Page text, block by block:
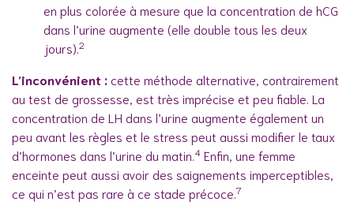
en plus colorée à mesure que la concentration de hCG
dans l’urine augmente (elle double tous les deux
jours). 2
L’inconvénient :cette méthode alternative, contrairement
au test de grossesse, est très imprécise et peu fiable. La
concentration de LH dans l’urine augmente également un
peu avant les règles et le stress peut aussi modifier le taux
d’hormones dans l’urine du matin. 4 Enfin, une femme
enceinte peut aussi avoir des saignements imperceptibles,
ce qui n’est pas rare à ce stade précoce. 7